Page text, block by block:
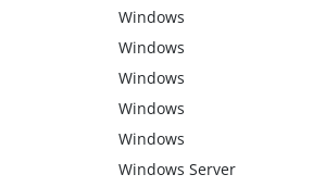
Windows
Windows
Windows
Windows
Windows
Windows Server